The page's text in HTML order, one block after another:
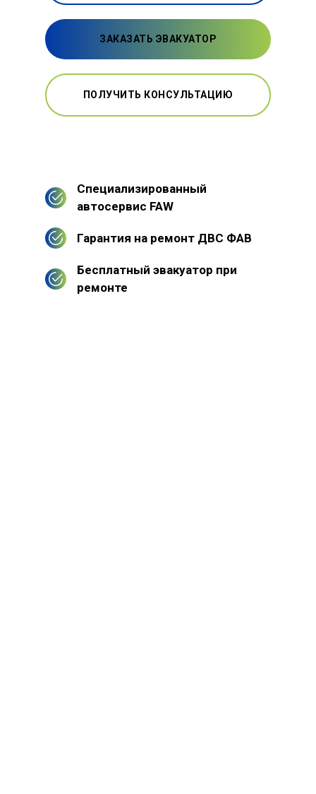
ЗАКАЗАТЬ ЭВАКУАТОР
ПОЛУЧИТЬ КОНСУЛЬТАЦИЮ
Специализированный
автосервис FAW
Гарантия на ремонт ДВС ФАВ
Бесплатный эвакуатор при
ремонте